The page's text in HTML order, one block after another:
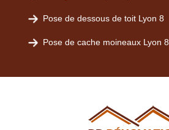
Pose de dessous de toit Lyon 8
Pose de cache moineaux Lyon 8